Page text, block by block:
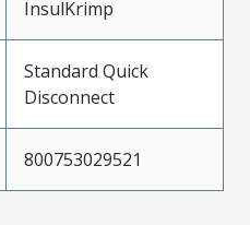
InsulKrimp
Standard Quick
Disconnect
800753029521